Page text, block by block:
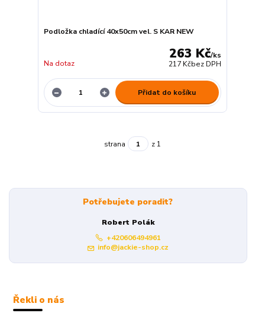
Podložka chladící 40x50cm vel. S KAR NEW
263 Kč/ks
217 Kčbez DPH
Na dotaz
Přidat do košíku
strana z 1
Potřebujete poradit?
Robert Polák
+420606494961
info@jackie-shop.cz
Řekli o nás